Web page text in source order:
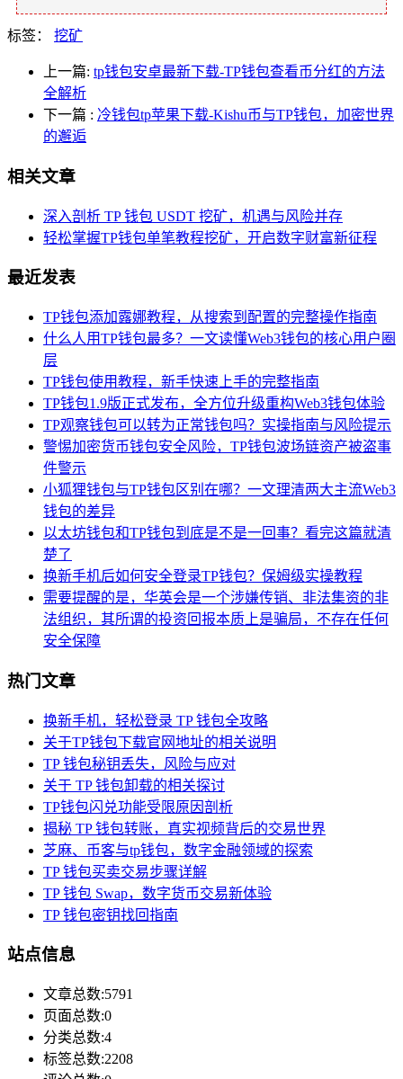
标签： 挖矿
上一篇: tp钱包安卓最新下载-TP钱包查看币分红的方法
全解析
下一篇 : 冷钱包tp苹果下载-Kishu币与TP钱包，加密世界
的邂逅
相关文章
深入剖析 TP 钱包 USDT 挖矿，机遇与风险并存
轻松掌握TP钱包单笔教程挖矿，开启数字财富新征程
最近发表
TP钱包添加露娜教程，从搜索到配置的完整操作指南
什么人用TP钱包最多？一文读懂Web3钱包的核心用户圈
层
TP钱包使用教程，新手快速上手的完整指南
TP钱包1.9版正式发布，全方位升级重构Web3钱包体验
TP观察钱包可以转为正常钱包吗？实操指南与风险提示
警惕加密货币钱包安全风险，TP钱包波场链资产被盗事
件警示
小狐狸钱包与TP钱包区别在哪？一文理清两大主流Web3
钱包的差异
以太坊钱包和TP钱包到底是不是一回事？看完这篇就清
楚了
换新手机后如何安全登录TP钱包？保姆级实操教程
需要提醒的是，华英会是一个涉嫌传销、非法集资的非
法组织，其所谓的投资回报本质上是骗局，不存在任何
安全保障
热门文章
换新手机，轻松登录 TP 钱包全攻略
关于TP钱包下载官网地址的相关说明
TP 钱包秘钥丢失，风险与应对
关于 TP 钱包卸载的相关探讨
TP钱包闪兑功能受限原因剖析
揭秘 TP 钱包转账，真实视频背后的交易世界
芝麻、币客与tp钱包，数字金融领域的探索
TP 钱包买卖交易步骤详解
TP 钱包 Swap，数字货币交易新体验
TP 钱包密钥找回指南
站点信息
文章总数:5791
页面总数:0
分类总数:4
标签总数:2208